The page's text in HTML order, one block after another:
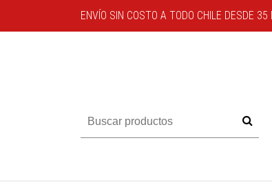
ENVÍO SIN COSTO A TODO CHILE DESDE 35